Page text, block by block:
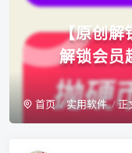
【原创解
解锁会员
首页 实用软件 正